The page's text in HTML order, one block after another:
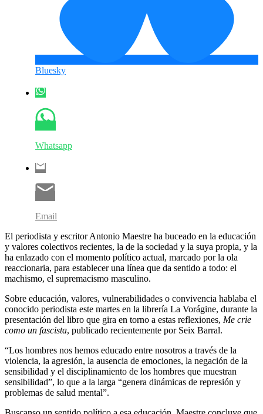
Bluesky
Whatsapp
Email
El periodista y escritor Antonio Maestre ha buceado en la educación
y valores colectivos recientes, la de la sociedad y la suya propia, y la
ha enlazado con el momento político actual, marcado por la ola
reaccionaria, para establecer una línea que da sentido a todo: el
machismo, el supremacismo masculino.
Sobre educación, valores, vulnerabilidades o convivencia hablaba el
conocido periodista este martes en la librería La Vorágine, durante la
presentación del libro que gira en torno a estas reflexiones, Me crie
como un fascista, publicado recientemente por Seix Barral.
“Los hombres nos hemos educado entre nosotros a través de la
violencia, la agresión, la ausencia de emociones, la negación de la
sensibilidad y el disciplinamiento de los hombres que muestran
sensibilidad”, lo que a la larga “genera dinámicas de represión y
problemas de salud mental”.